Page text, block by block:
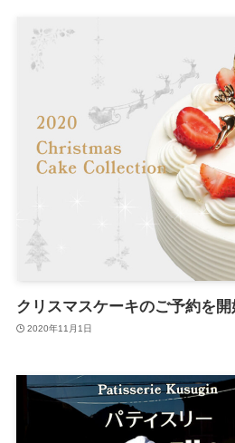
クリスマスケーキのご予約を開
2020年11月1日